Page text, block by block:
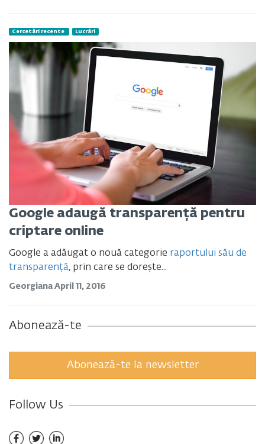
Cercetări recente Lucrări
Google adaugă transparență pentru
criptare online
Google a adăugat o nouă categorie raportului său de
transparență, prin care se dorește...
Georgiana April 11, 2016
Abonează-te
Abonează-te la newsletter
Follow Us